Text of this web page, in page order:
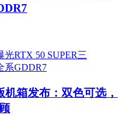
箱发布：双色可选，